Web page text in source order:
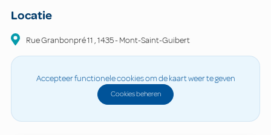
Locatie
Rue Granbonpré11 ,1435-Mont-Saint-Guibert
Accepteer functionele cookies om de kaart weer te geven
Cookies beheren